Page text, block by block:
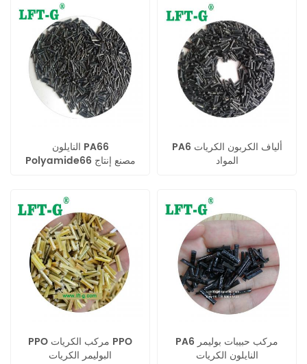
النايلون PA66
Polyamide66 مصنع إنتاج
PA6 ألياف الكربون الكريات
المواد
PPO مركب الكريات PPO
البوليمر الكريات
PA6 مركب حبيبات بوليمر
النايلون الكريات